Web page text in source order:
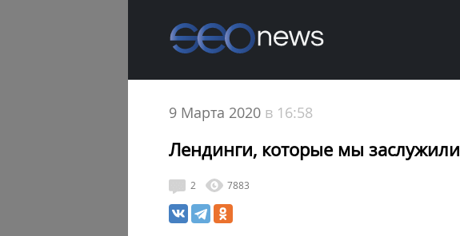
9 Марта 2020 в 16:58
Лендинги, которые мы заслужили
2 7883